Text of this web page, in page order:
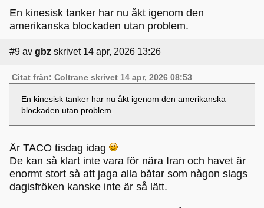
En kinesisk tanker har nu åkt igenom den
amerikanska blockaden utan problem.
#9 av gbz skrivet 14 apr, 2026 13:26
Citat från: Coltrane skrivet 14 apr, 2026 08:53
En kinesisk tanker har nu åkt igenom den amerikanska
blockaden utan problem.
Är TACO tisdag idag
De kan så klart inte vara för nära Iran och havet är
enormt stort så att jaga alla båtar som någon slags
dagisfröken kanske inte är så lätt.